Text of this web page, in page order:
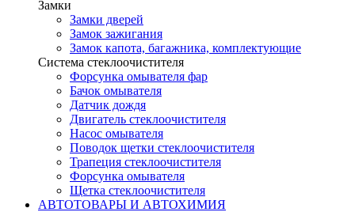
Замки
Замки дверей
Замок зажигания
Замок капота, багажника, комплектующие
Система стеклоочистителя
Форсунка омывателя фар
Бачок омывателя
Датчик дождя
Двигатель стеклоочистителя
Насос омывателя
Поводок щетки стеклоочистителя
Трапеция стеклоочистителя
Форсунка омывателя
Щетка стеклоочистителя
АВТОТОВАРЫ И АВТОХИМИЯ